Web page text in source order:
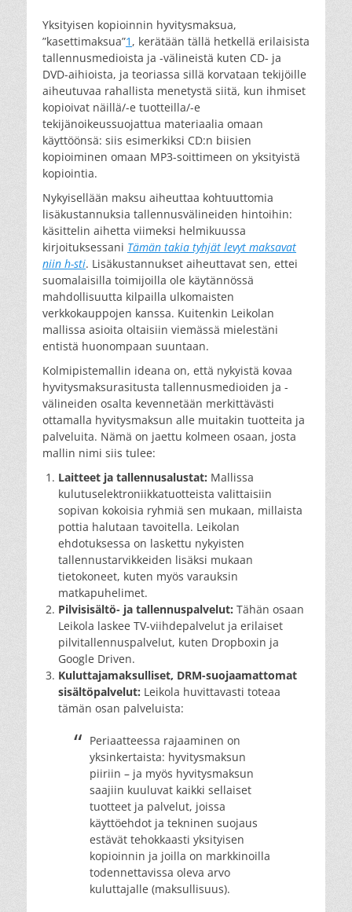
Yksityisen kopioinnin hyvitysmaksua,
”kasettimaksua”1 , kerätään tällä hetkellä erilaisista
tallennusmedioista ja -välineistä kuten CD- ja
DVD-aihioista, ja teoriassa sillä korvataan tekijöille
aiheutuvaa rahallista menetystä siitä, kun ihmiset
kopioivat näillä/-e tuotteilla/-e
tekijänoikeussuojattua materiaalia omaan
käyttöönsä: siis esimerkiksi CD:n biisien
kopioiminen omaan MP3-soittimeen on yksityistä
kopiointia.
Nykyisellään maksu aiheuttaa kohtuuttomia
lisäkustannuksia tallennusvälineiden hintoihin:
käsittelin aihetta viimeksi helmikuussa
kirjoituksessani Tämän takia tyhjät levyt maksavat
niin h-sti. Lisäkustannukset aiheuttavat sen, ettei
suomalaisilla toimijoilla ole käytännössä
mahdollisuutta kilpailla ulkomaisten
verkkokauppojen kanssa. Kuitenkin Leikolan
mallissa asioita oltaisiin viemässä mielestäni
entistä huonompaan suuntaan.
Kolmipistemallin ideana on, että nykyistä kovaa
hyvitysmaksurasitusta tallennusmedioiden ja -
välineiden osalta kevennetään merkittävästi
ottamalla hyvitysmaksun alle muitakin tuotteita ja
palveluita. Nämä on jaettu kolmeen osaan, josta
mallin nimi siis tulee:
Laitteet ja tallennusalustat: Mallissa
kulutuselektroniikkatuotteista valittaisiin
sopivan kokoisia ryhmiä sen mukaan, millaista
pottia halutaan tavoitella. Leikolan
ehdotuksessa on laskettu nykyisten
tallennustarvikkeiden lisäksi mukaan
tietokoneet, kuten myös varauksin
matkapuhelimet.
Pilvisisältö- ja tallennuspalvelut: Tähän osaan
Leikola laskee TV-viihdepalvelut ja erilaiset
pilvitallennuspalvelut, kuten Dropboxin ja
Google Driven.
Kuluttajamaksulliset, DRM-suojaamattomat
sisältöpalvelut: Leikola huvittavasti toteaa
tämän osan palveluista:
Periaatteessa rajaaminen on
yksinkertaista: hyvitysmaksun
piiriin – ja myös hyvitysmaksun
saajiin kuuluvat kaikki sellaiset
tuotteet ja palvelut, joissa
käyttöehdot ja tekninen suojaus
estävät tehokkaasti yksityisen
kopioinnin ja joilla on markkinoilla
todennettavissa oleva arvo
kuluttajalle (maksullisuus).